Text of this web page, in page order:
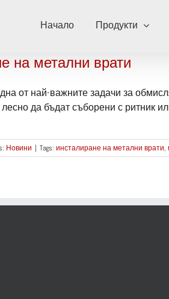
Начало Продукти
на метални врати
от най-важните задачи за
да бъдат съборени с ритник
Новини | Tags: инсталиране на метални врати,